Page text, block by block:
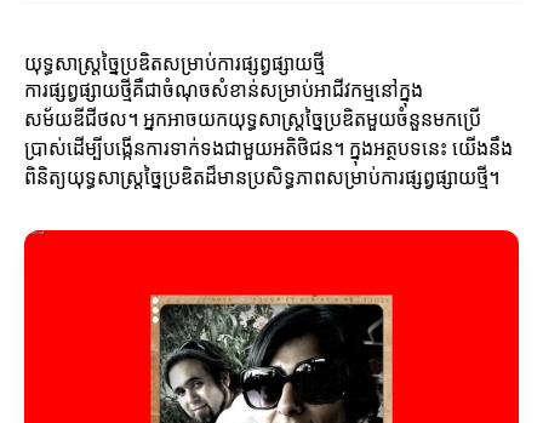
យុទ្ធសាស្ត្រច្នៃប្រឌិតសម្រាប់ការផ្សព្វផ្សាយថ្មី
ការផ្សព្វផ្សាយថ្មីគឺជាចំណុចសំខាន់សម្រាប់អាជីវកម្មនៅក្នុង
សម័យឌីជីថល។ អ្នកអាចយកយុទ្ធសាស្ត្រច្នៃប្រឌិតមួយចំនួនមកប្រើ
ប្រាស់ដើម្បីបង្កើនការទាក់ទងជាមួយអតិថិជន។ ក្នុងអត្ថបទនេះ យើងនឹង
ពិនិត្យយុទ្ធសាស្ត្រច្នៃប្រឌិតដ៏មានប្រសិទ្ធភាពសម្រាប់ការផ្សព្វផ្សាយថ្មី។